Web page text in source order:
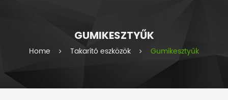
GUMIKESZTYŰK
Home Takarító eszközök Gumikesztyűk